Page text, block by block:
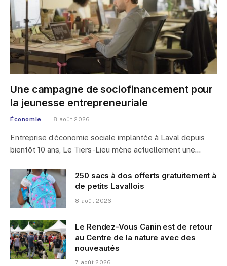
Une campagne de sociofinancement pour
la jeunesse entrepreneuriale
Économie 8 août 2026
Entreprise d’économie sociale implantée à Laval depuis
bientôt 10 ans, Le Tiers-Lieu mène actuellement une…
250 sacs à dos offerts gratuitement à
de petits Lavallois
8 août 2026
Le Rendez-Vous Canin est de retour
au Centre de la nature avec des
nouveautés
7 août 2026